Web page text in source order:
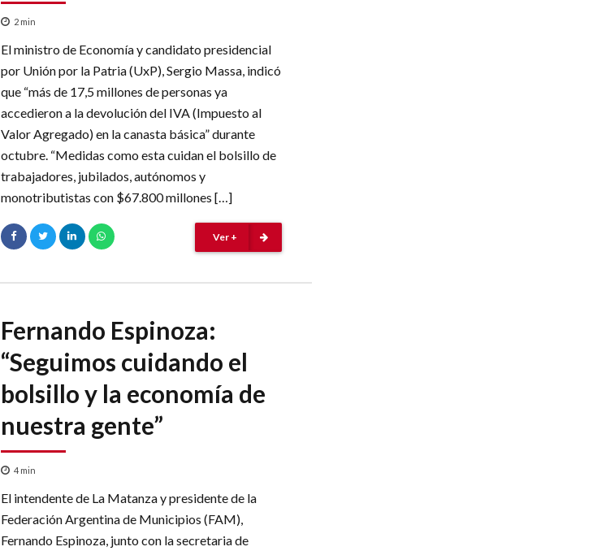
2 min
El ministro de Economía y candidato presidencial
por Unión por la Patria (UxP), Sergio Massa, indicó
que “más de 17,5 millones de personas ya
accedieron a la devolución del IVA (Impuesto al
Valor Agregado) en la canasta básica” durante
octubre. “Medidas como esta cuidan el bolsillo de
trabajadores, jubilados, autónomos y
monotributistas con $67.800 millones […]
Ver +
Fernando Espinoza:
“Seguimos cuidando el
bolsillo y la economía de
nuestra gente”
4 min
El intendente de La Matanza y presidente de la
Federación Argentina de Municipios (FAM),
Fernando Espinoza, junto con la secretaria de